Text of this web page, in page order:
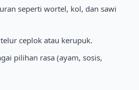
seperti wortel, kol, dan sawi
ceplok atau kerupuk.
pilihan rasa (ayam, sosis,